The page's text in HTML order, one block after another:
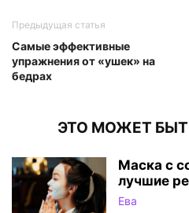
Предыдущая статья
Самые эффективные
упражнения от «ушек» на
бедрах
ЭТО МОЖЕТ
Маска с
лучшие
Ева